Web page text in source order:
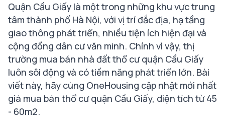
Quận Cầu Giấy là một trong những khu vực trung
tâm thành phố Hà Nội, với vị trí đắc địa, hạ tầng
giao thông phát triển, nhiều tiện ích hiện đại và
cộng đồng dân cư văn minh. Chính vì vậy, thị
trường mua bán nhà đất thổ cư quận Cầu Giấy
luôn sôi động và có tiềm năng phát triển lớn. Bài
viết này, hãy cùng OneHousing cập nhật mới nhất
giá mua bán thổ cư quận Cầu Giấy, diện tích từ 45
- 60m2.